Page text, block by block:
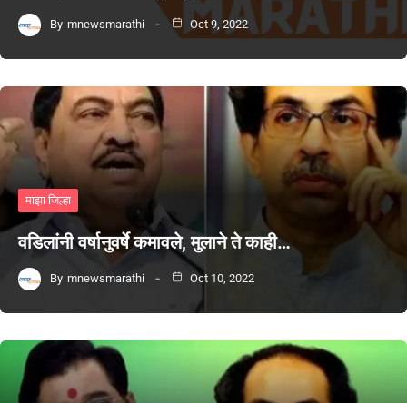
By mnewsmarathi Oct 9, 2022
माझा जिल्हा
वडिलांनी वर्षानुवर्षे कमावले, मुलाने ते काही…
By mnewsmarathi Oct 10, 2022